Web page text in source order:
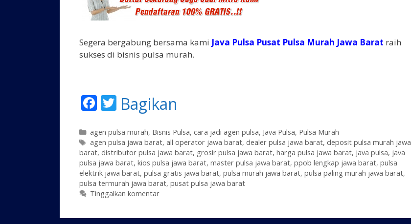
Segera bergabung bersama kami Java Pulsa Pusat Pulsa Murah Jawa Barat raih
sukses di bisnis pulsa murah.
F
e
b
o
o
k
T
itt
er
Bagikan
K
a
t
e
g
o
r
agen pulsa murah, Bisnis Pulsa, cara jadi agen pulsa, Java Pulsa, Pulsa Murah
T
a
g
agen pulsa jawa barat, all operator jawa barat, dealer pulsa jawa barat, deposit pulsa murah jawa
barat, distributor pulsa jawa barat, grosir pulsa jawa barat, harga pulsa jawa barat, java pulsa, java
pulsa jawa barat, kios pulsa jawa barat, master pulsa jawa barat, ppob lengkap jawa barat, pulsa
elektrik jawa barat, pulsa gratis jawa barat, pulsa murah jawa barat, pulsa paling murah jawa barat,
pulsa termurah jawa barat, pusat pulsa jawa barat
Tinggalkan komentar